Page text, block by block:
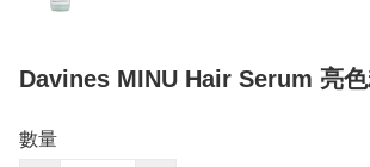
Davines MINU Hair Serum 亮色
數量